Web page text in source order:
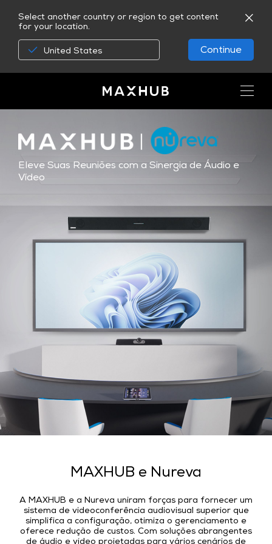
Select another country or region to get content
for your location.
United States Continue
Eleve Suas Reuniões com a Sinergia de Áudio e
Vídeo
MAXHUB e Nureva
A MAXHUB e a Nureva uniram forças para fornecer um
sistema de videoconferência audiovisual superior que
simplifica a configuração, otimiza o gerenciamento e
oferece redução de custos. Com soluções abrangentes